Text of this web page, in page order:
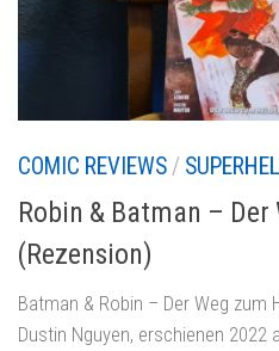
COMIC REVIEWS /
Robin & Batman – Der
(Rezension)
Batman & Robin – Der Weg zum
Dustin Nguyen, erschienen 2022